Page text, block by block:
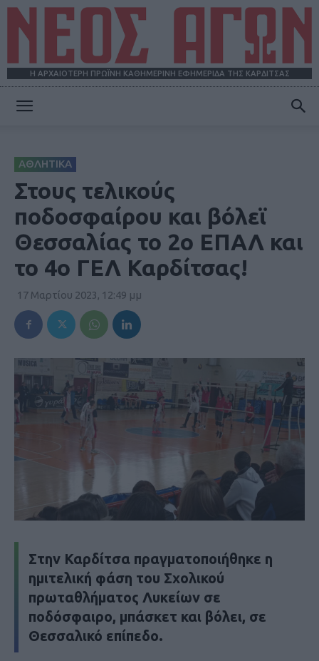
Η ΑΡΧΑΙΟΤΕΡΗ ΠΡΩΪΝΗ ΚΑΘΗΜΕΡΙΝΗ ΕΦΗΜΕΡΙΔΑ ΤΗΣ ΚΑΡΔΙΤΣΑΣ
ΑΘΛΗΤΙΚΑ
Στους τελικούς
ποδοσφαίρου και βόλεϊ
Θεσσαλίας το 2ο ΕΠΑΛ και
το 4ο ΓΕΛ Καρδίτσας!
17 Μαρτίου 2023, 12:49 μμ
Στην Καρδίτσα πραγματοποιήθηκε η
ημιτελική φάση του Σχολικού
πρωταθλήματος Λυκείων σε
ποδόσφαιρο, μπάσκετ και βόλει, σε
Θεσσαλικό επίπεδο.